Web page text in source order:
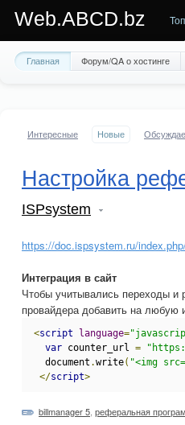
Web.ABCD.bz
Главная Форум/QA о хостинге
Интересные Новые
Настройка
ISPsystem
https://doc.ispsystem.ru/
Интеграция в сайт
Чтобы учитывались переходы и
провайдера добавить на любую
<script language=
var counter_url =
document .write( "<img
</script>
billmanager 5 реферальная